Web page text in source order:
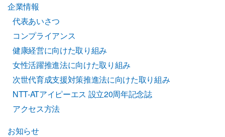
企業情報
代表あいさつ
コンプライアンス
健康経営に向けた取り組み
女性活躍推進法に向けた取り組み
次世代育成支援対策推進法に向けた取り組み
NTT-ATアイピーエス 設立20周年記念誌
アクセス方法
お知らせ